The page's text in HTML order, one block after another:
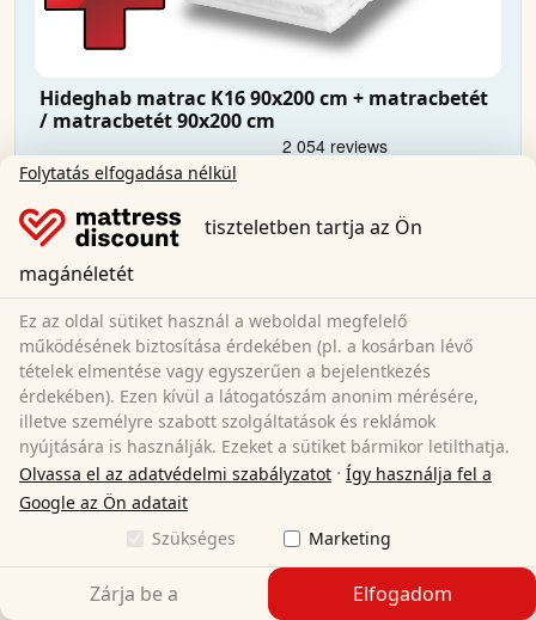
Hideghab matrac K16 90x200 cm + matracbetét
/ matracbetét 90x200 cm
Anyag:
Hideg hab
Teljes magasság:
Keménységi fok:
30 900,00 Ft
Ingyenes szállítás
Azonnal elérhető
Tudjon meg többet
Folytatás elfogadása nélkül
tiszteletben tartja az Ön
magánéletét
Ez az oldal sütiket használ a weboldal megfelelő
működésének biztosítása érdekében (pl. a kosárban lévő
tételek elmentése vagy egyszerűen a bejelentkezés
érdekében). Ezen kívül a látogatószám anonim mérésére,
illetve személyre szabott szolgáltatások és reklámok
nyújtására is használják. Ezeket a sütiket bármikor letilthatja.
Olvassa el az adatvédelmi szabályzatot · Így használja fel a
Google az Ön adatait
Szükséges
Marketing
Zárja be a Elfogadom